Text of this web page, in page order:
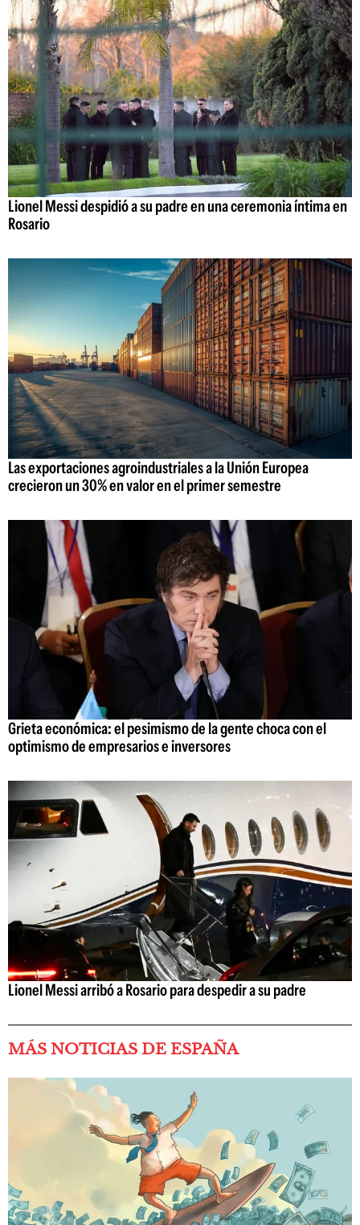
Lionel Messi despidió a su padre en una ceremonia íntima en
Rosario
Las exportaciones agroindustriales a la Unión Europea
crecieron un 30% en valor en el primer semestre
Grieta económica: el pesimismo de la gente choca con el
optimismo de empresarios e inversores
Lionel Messi arribó a Rosario para despedir a su padre
MÁS NOTICIAS DE ESPAÑA